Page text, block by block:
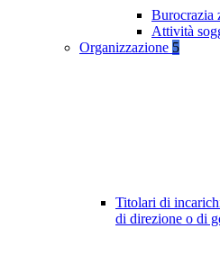
Burocrazia
Attività
Organizzazione 5
Titolari di
di direzione o di